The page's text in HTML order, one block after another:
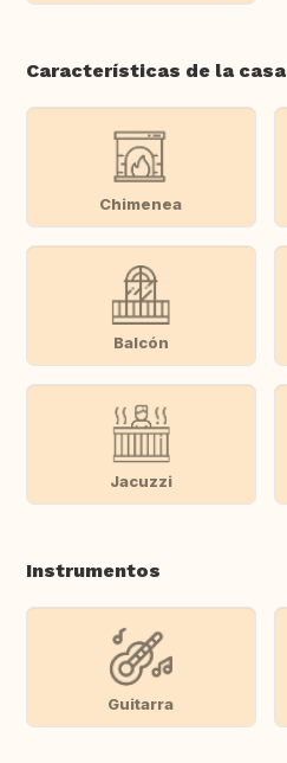
Características de la casa
Chimenea
Balcón
Jacuzzi
Instrumentos
Guitarra